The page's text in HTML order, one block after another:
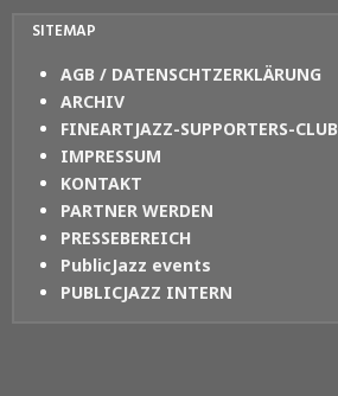
SITEMAP
AGB / DATENSCHTZERKLÄRUNG
ARCHIV
FINEARTJAZZ-SUPPORTERS-CLUB
IMPRESSUM
KONTAKT
PARTNER WERDEN
PRESSEBEREICH
PublicJazz events
PUBLICJAZZ INTERN